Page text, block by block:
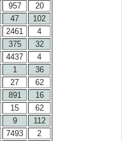
957
20
47
102
2461
4
375
32
4437
4
1
36
27
62
891
16
15
62
9
112
7493 2